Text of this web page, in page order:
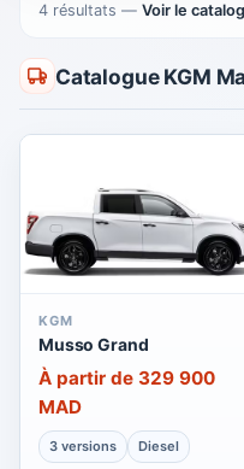
4 résultats — Voir le
Catalogue KGM
KGM
Musso Grand
À partir de 329 900
MAD
3 versions Diesel